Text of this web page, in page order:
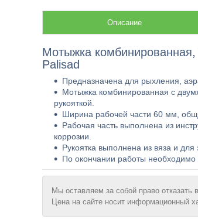
Описание
Мотыжка комбинированная,
Palisad
Предназначена для рыхления,
Мотыжка комбинированная с
рукояткой.
Ширина рабочей части 60 мм,
Рабочая часть выполнена из
коррозии.
Рукоятка выполнена из вяза и
По окончании работы необходимо
Мы оставляем за собой право отказать
Цена на сайте носит информационный